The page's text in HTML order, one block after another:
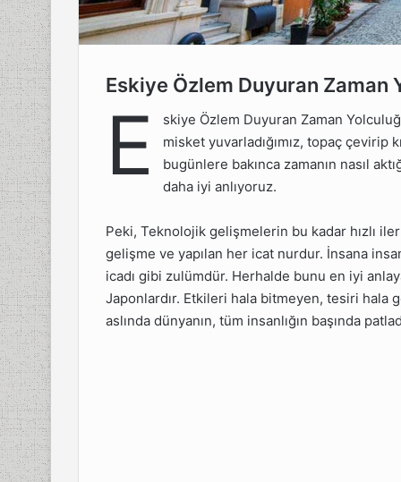
Eskiye Özlem Duyuran Zaman
E
skiye Özlem Duyuran Zaman
misket yuvarladığımız, topaç çevirip
bugünlere bakınca zamanın nasıl
daha iyi anlıyoruz.
Peki, Teknolojik gelişmelerin bu kadar hızlı
gelişme ve yapılan her icat nurdur. İnsana
icadı gibi zulümdür. Herhalde bunu en iyi
Japonlardır. Etkileri hala bitmeyen, tesiri hala
aslında dünyanın, tüm insanlığın başında